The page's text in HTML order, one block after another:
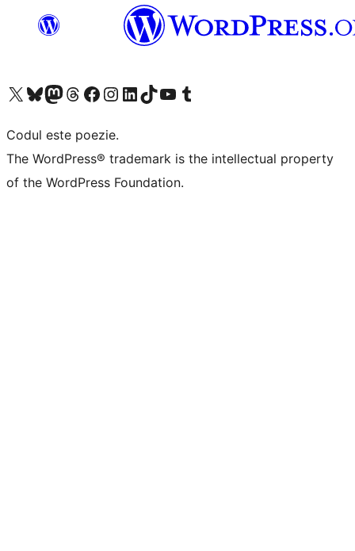
Mergi la contul nostru X (fost Twitter)
Vizitează contul nostru Bluesky
Vizitează contul nostru Mastodon
Vizitează contul nostru Threads
Vizitează pagina noastră Facebook
Vizitează-ne pe Instagram
Vizitează-ne pe LinkedIn
Vizitează contul nostru TikTok
Vizitează canalul nostru YouTube
Vizitează contul nostru Tumblr
Codul este poezie.
The WordPress® trademark is the intellectual property
of the WordPress Foundation.